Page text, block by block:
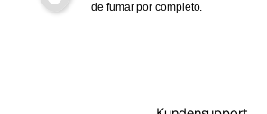
de fumar por completo.